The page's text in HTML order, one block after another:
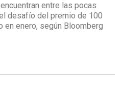
entre las pocas
desafío del premio de 100
enero, según Bloomberg